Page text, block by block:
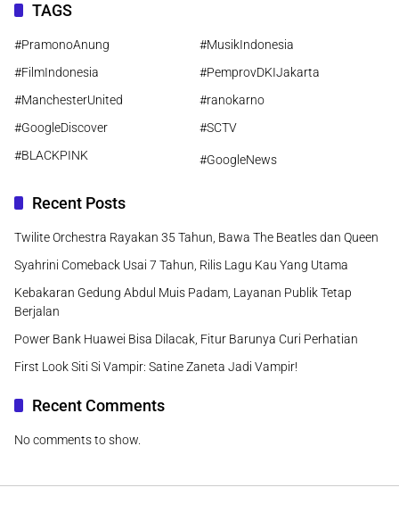
TAGS
#PramonoAnung
#MusikIndonesia
#FilmIndonesia
#PemprovDKIJakarta
#ManchesterUnited
#ranokarno
#GoogleDiscover
#SCTV
#BLACKPINK
#GoogleNews
Recent Posts
Twilite Orchestra Rayakan 35 Tahun, Bawa The Beatles dan Queen
Syahrini Comeback Usai 7 Tahun, Rilis Lagu Kau Yang Utama
Kebakaran Gedung Abdul Muis Padam, Layanan Publik Tetap
Berjalan
Power Bank Huawei Bisa Dilacak, Fitur Barunya Curi Perhatian
First Look Siti Si Vampir: Satine Zaneta Jadi Vampir!
Recent Comments
No comments to show.